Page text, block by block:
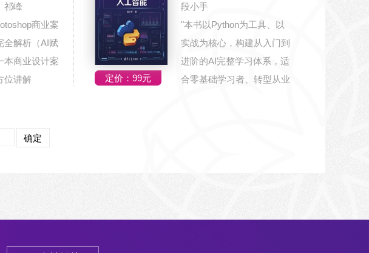
祁峰
商业案
全解析（AI赋
本商业设计案
位讲解
定价：99元
段小手
"本书以Python为工具、以
实战为核心，构建从入门到
进阶的AI完整学习体系，适
合零基础学习者、转型从业
确定